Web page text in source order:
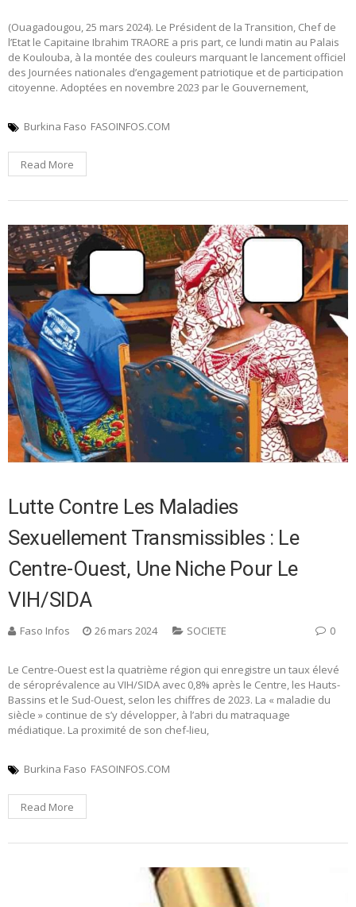
(Ouagadougou, 25 mars 2024). Le Président de la Transition, Chef de
l’Etat le Capitaine Ibrahim TRAORE a pris part, ce lundi matin au Palais
de Koulouba, à la montée des couleurs marquant le lancement officiel
des Journées nationales d’engagement patriotique et de participation
citoyenne. Adoptées en novembre 2023 par le Gouvernement,
Burkina Faso FASOINFOS.COM
Read More
Lutte Contre Les Maladies
Sexuellement Transmissibles : Le
Centre-Ouest, Une Niche Pour Le
VIH/SIDA
Faso Infos 26 mars 2024 SOCIETE 0
Le Centre-Ouest est la quatrième région qui enregistre un taux élevé
de séroprévalence au VIH/SIDA avec 0,8% après le Centre, les Hauts-
Bassins et le Sud-Ouest, selon les chiffres de 2023. La « maladie du
siècle » continue de s’y développer, à l’abri du matraquage
médiatique. La proximité de son chef-lieu,
Burkina Faso FASOINFOS.COM
Read More